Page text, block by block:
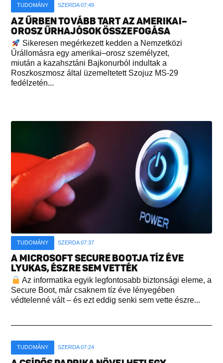
TUDOMÁNY SZERDA 07:49
AZ ŰRBEN TOVÁBB TART AZ AMERIKAI–
OROSZ ŰRHAJÓSOK ÖSSZEFOGÁSA
Sikeresen megérkezett kedden a Nemzetközi
Űrállomásra egy amerikai–orosz személyzet,
miután a kazahsztáni Bajkonurból indultak a
Roszkoszmosz által üzemeltetett Szojuz MS-29
fedélzetén...
TUDOMÁNY SZERDA 07:37
A MICROSOFT SECURE BOOTJA TÍZ ÉVE
LYUKAS, ÉSZRE SEM VETTÉK
Az informatika egyik legfontosabb biztonsági eleme, a
Secure Boot, már csaknem tíz éve lényegében
védtelenné vált – és ezt eddig senki sem vette észre...
TUDOMÁNY SZERDA 07:24